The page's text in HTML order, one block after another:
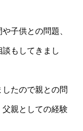
子供との問題、
もしてきまし
たので親との問
親としての経験